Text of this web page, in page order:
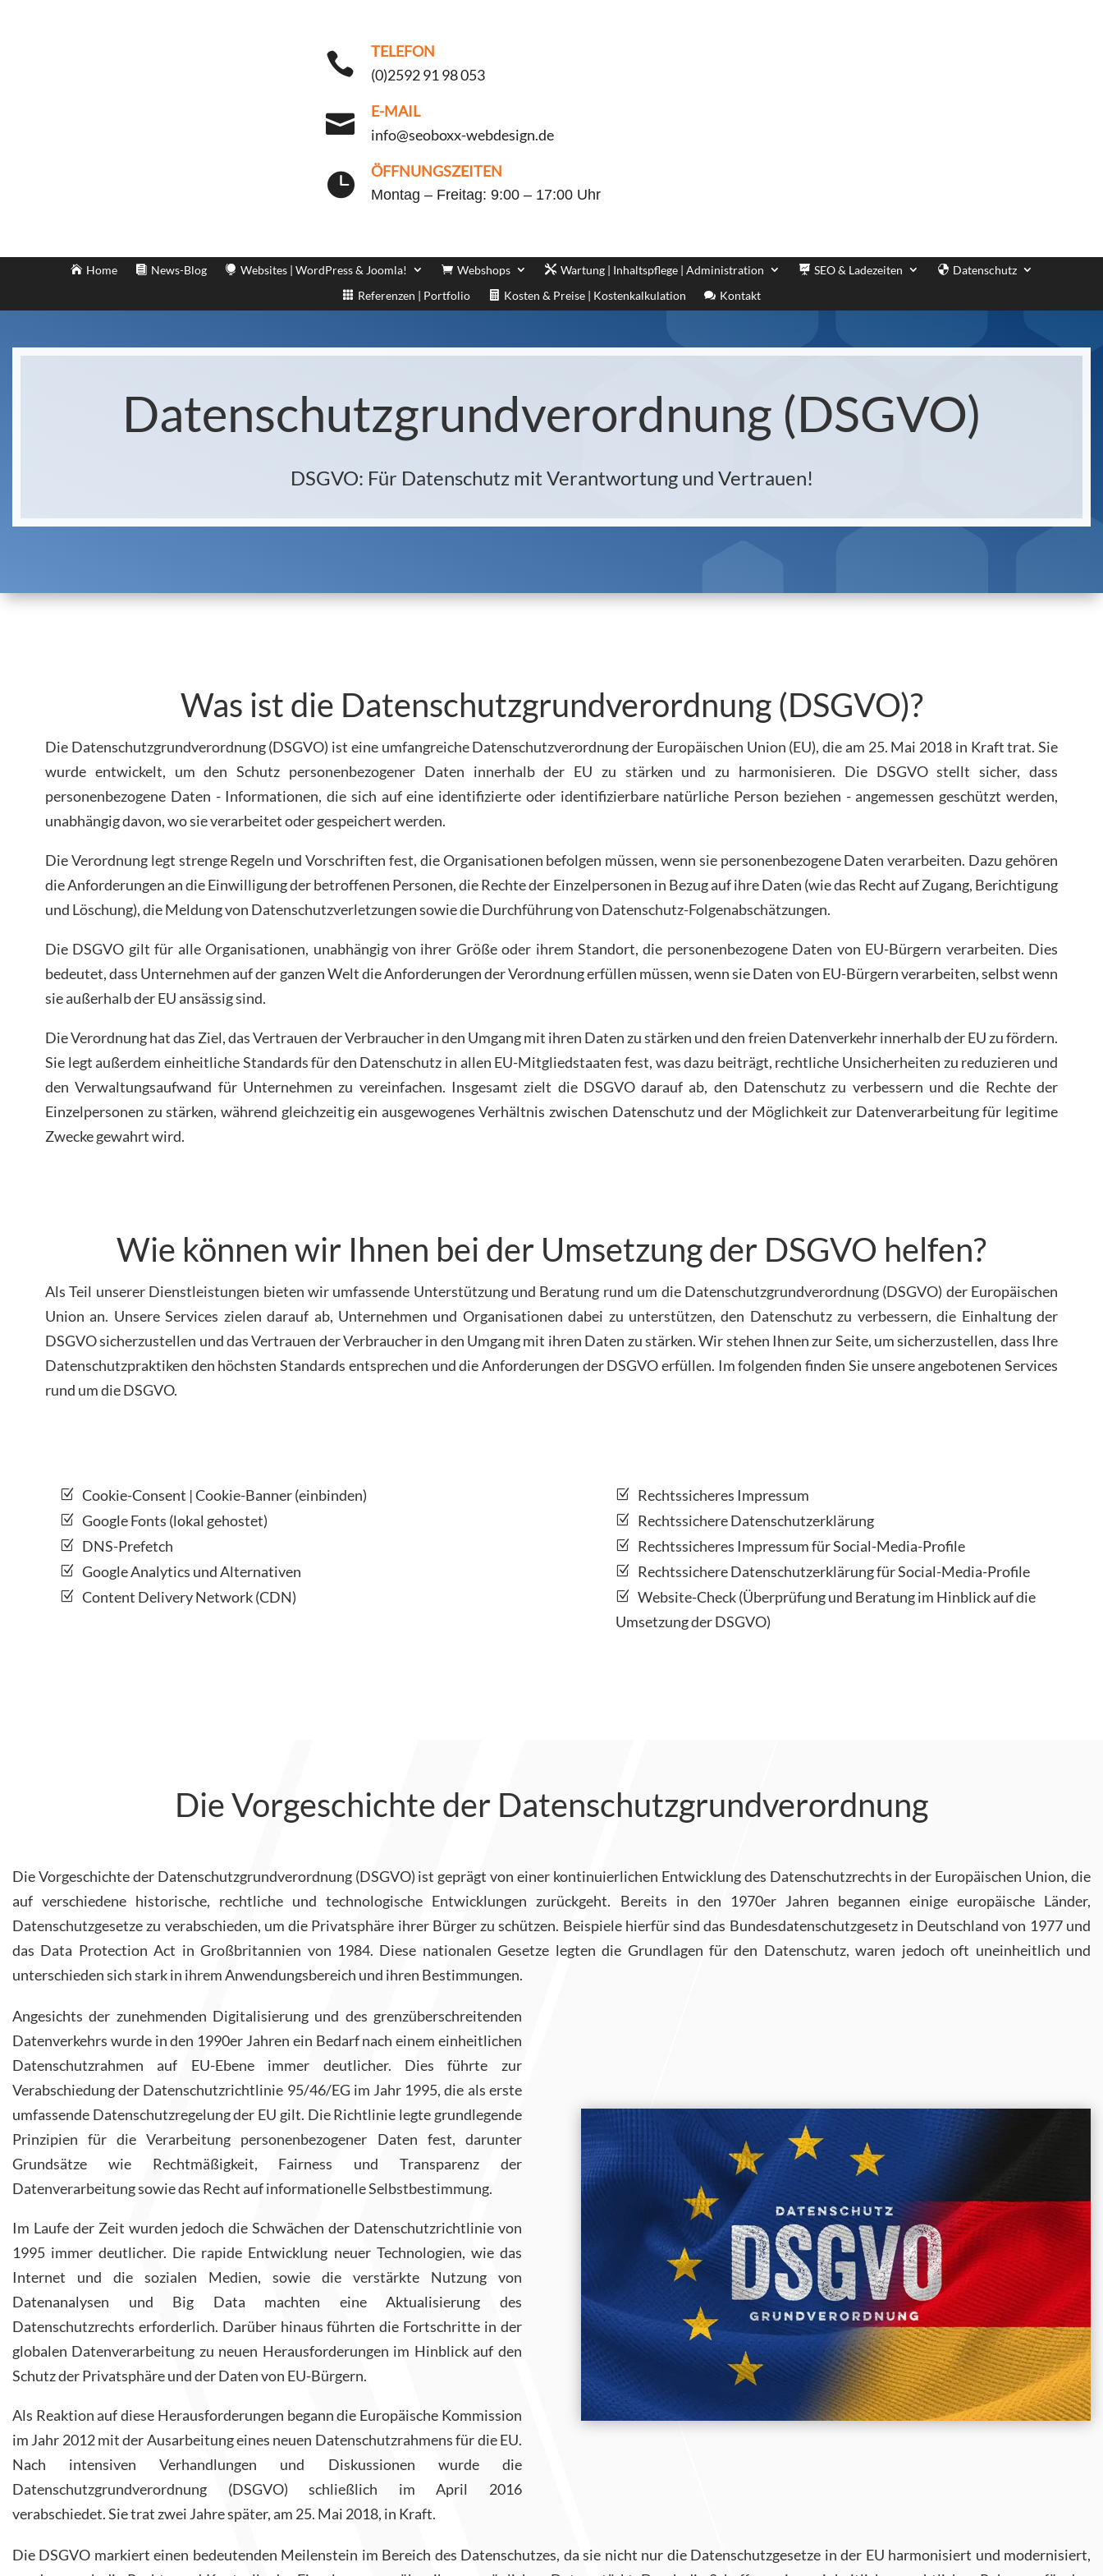

TELEFON
(0)2592 91 98 053

E-MAIL
info@seoboxx-webdesign.de
 ÖFFNUNGSZEITEN
Montag – Freitag: 9:00 – 17:00 Uhr
Home News-Blog Websites | WordPress & Joomla! Webshops Wartung | Inhaltspflege | Administration SEO & Ladezeiten
Datenschutz
Referenzen | Portfolio
Kosten & Preise | Kostenkalkulation Kontakt
Datenschutzgrundverordnung (DSGVO)
DSGVO: Für Datenschutz mit Verantwortung und Vertrauen!
Was ist die Datenschutzgrundverordnung (DSGVO)?
Die Datenschutzgrundverordnung (DSGVO) ist eine umfangreiche Datenschutzverordnung der Europäischen Union (EU), die am 25. Mai 2018 in Kraft trat. Sie
wurde entwickelt, um den Schutz personenbezogener Daten innerhalb der EU zu stärken und zu harmonisieren. Die DSGVO stellt sicher, dass
personenbezogene Daten - Informationen, die sich auf eine identifizierte oder identifizierbare natürliche Person beziehen - angemessen geschützt werden,
unabhängig davon, wo sie verarbeitet oder gespeichert werden.
Die Verordnung legt strenge Regeln und Vorschriften fest, die Organisationen befolgen müssen, wenn sie personenbezogene Daten verarbeiten. Dazu gehören
die Anforderungen an die Einwilligung der betroffenen Personen, die Rechte der Einzelpersonen in Bezug auf ihre Daten (wie das Recht auf Zugang, Berichtigung
und Löschung), die Meldung von Datenschutzverletzungen sowie die Durchführung von Datenschutz-Folgenabschätzungen.
Die DSGVO gilt für alle Organisationen, unabhängig von ihrer Größe oder ihrem Standort, die personenbezogene Daten von EU-Bürgern verarbeiten. Dies
bedeutet, dass Unternehmen auf der ganzen Welt die Anforderungen der Verordnung erfüllen müssen, wenn sie Daten von EU-Bürgern verarbeiten, selbst wenn
sie außerhalb der EU ansässig sind.
Die Verordnung hat das Ziel, das Vertrauen der Verbraucher in den Umgang mit ihren Daten zu stärken und den freien Datenverkehr innerhalb der EU zu fördern.
Sie legt außerdem einheitliche Standards für den Datenschutz in allen EU-Mitgliedstaaten fest, was dazu beiträgt, rechtliche Unsicherheiten zu reduzieren und
den Verwaltungsaufwand für Unternehmen zu vereinfachen. Insgesamt zielt die DSGVO darauf ab, den Datenschutz zu verbessern und die Rechte der
Einzelpersonen zu stärken, während gleichzeitig ein ausgewogenes Verhältnis zwischen Datenschutz und der Möglichkeit zur Datenverarbeitung für legitime
Zwecke gewahrt wird.
Wie können wir Ihnen bei der Umsetzung der DSGVO helfen?
Als Teil unserer Dienstleistungen bieten wir umfassende Unterstützung und Beratung rund um die Datenschutzgrundverordnung (DSGVO) der Europäischen
Union an. Unsere Services zielen darauf ab, Unternehmen und Organisationen dabei zu unterstützen, den Datenschutz zu verbessern, die Einhaltung der
DSGVO sicherzustellen und das Vertrauen der Verbraucher in den Umgang mit ihren Daten zu stärken. Wir stehen Ihnen zur Seite, um sicherzustellen, dass Ihre
Datenschutzpraktiken den höchsten Standards entsprechen und die Anforderungen der DSGVO erfüllen. Im folgenden finden Sie unsere angebotenen Services
rund um die DSGVO.
Cookie-Consent | Cookie-Banner (einbinden)
Google Fonts (lokal gehostet)
DNS-Prefetch
Google Analytics und Alternativen
Content Delivery Network (CDN)
Rechtssicheres Impressum
Rechtssichere Datenschutzerklärung
Rechtssicheres Impressum für Social-Media-Profile
Rechtssichere Datenschutzerklärung für Social-Media-Profile
Website-Check (Überprüfung und Beratung im Hinblick auf die
Umsetzung der DSGVO)
Die Vorgeschichte der Datenschutzgrundverordnung
Die Vorgeschichte der Datenschutzgrundverordnung (DSGVO) ist geprägt von einer kontinuierlichen Entwicklung des Datenschutzrechts in der Europäischen Union, die
auf verschiedene historische, rechtliche und technologische Entwicklungen zurückgeht. Bereits in den 1970er Jahren begannen einige europäische Länder,
Datenschutzgesetze zu verabschieden, um die Privatsphäre ihrer Bürger zu schützen. Beispiele hierfür sind das Bundesdatenschutzgesetz in Deutschland von 1977 und
das Data Protection Act in Großbritannien von 1984. Diese nationalen Gesetze legten die Grundlagen für den Datenschutz, waren jedoch oft uneinheitlich und
unterschieden sich stark in ihrem Anwendungsbereich und ihren Bestimmungen.
Angesichts der zunehmenden Digitalisierung und des grenzüberschreitenden
Datenverkehrs wurde in den 1990er Jahren ein Bedarf nach einem einheitlichen
Datenschutzrahmen auf EU-Ebene immer deutlicher. Dies führte zur
Verabschiedung der Datenschutzrichtlinie 95/46/EG im Jahr 1995, die als erste
umfassende Datenschutzregelung der EU gilt. Die Richtlinie legte grundlegende
Prinzipien für die Verarbeitung personenbezogener Daten fest, darunter
Grundsätze wie Rechtmäßigkeit, Fairness und Transparenz der
Datenverarbeitung sowie das Recht auf informationelle Selbstbestimmung.
Im Laufe der Zeit wurden jedoch die Schwächen der Datenschutzrichtlinie von
1995 immer deutlicher. Die rapide Entwicklung neuer Technologien, wie das
Internet und die sozialen Medien, sowie die verstärkte Nutzung von
Datenanalysen und Big Data machten eine Aktualisierung des
Datenschutzrechts erforderlich. Darüber hinaus führten die Fortschritte in der
globalen Datenverarbeitung zu neuen Herausforderungen im Hinblick auf den
Schutz der Privatsphäre und der Daten von EU-Bürgern.
Als Reaktion auf diese Herausforderungen begann die Europäische Kommission
im Jahr 2012 mit der Ausarbeitung eines neuen Datenschutzrahmens für die EU.
Nach intensiven Verhandlungen und Diskussionen wurde die
Datenschutzgrundverordnung (DSGVO) schließlich im April 2016
verabschiedet. Sie trat zwei Jahre später, am 25. Mai 2018, in Kraft.
Die DSGVO markiert einen bedeutenden Meilenstein im Bereich des Datenschutzes, da sie nicht nur die Datenschutzgesetze in der EU harmonisiert und modernisiert,